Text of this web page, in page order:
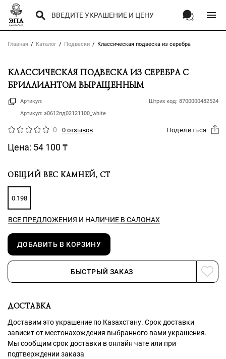
Главная Каталог Подвески Классическая подвеска из серебра
КЛАССИЧЕСКАЯ ПОДВЕСКА ИЗ СЕРЕБРА С
БРИЛЛИАНТОМ ВЫРАЩЕННЫМ
Артикул:
Артикул: э0612пд02121100_white
Штрих код: 8700000482524
0 0 отзывов Поделиться
Цена: 54 100₸
ОБЩИЙ ВЕС КАМНЕЙ, CT
0.198
ВСЕ ПРЕДЛОЖЕНИЯ И НАЛИЧИЕ В САЛОНАХ
ДОБАВИТЬ В КОРЗИНУ
БЫСТРЫЙ ЗАКАЗ
ДОСТАВКА
Доставим это украшение по Казахстану. Срок доставки
зависит от местонахождения выбранного вами украшения.
Мы сообщим срок доставки в онлайн чате или при
подтверждении заказа